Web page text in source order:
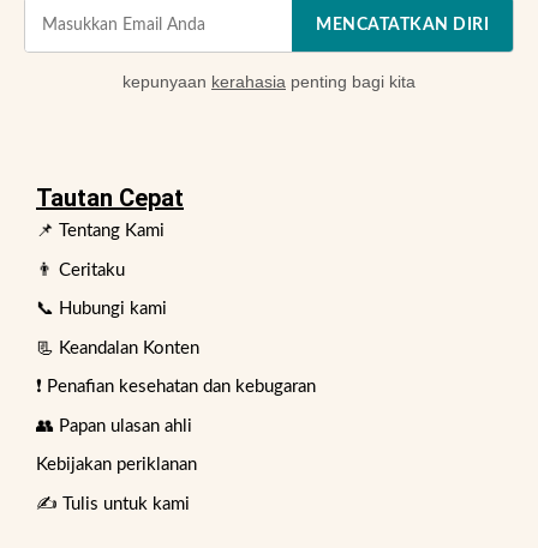
MENCATATKAN DIRI
kepunyaan kerahasia penting bagi kita
Tautan Cepat
📌 Tentang Kami
👨 Ceritaku
📞 Hubungi kami
📃 Keandalan Konten
❗ Penafian kesehatan dan kebugaran
👥 Papan ulasan ahli
Kebijakan periklanan
✍️ Tulis untuk kami